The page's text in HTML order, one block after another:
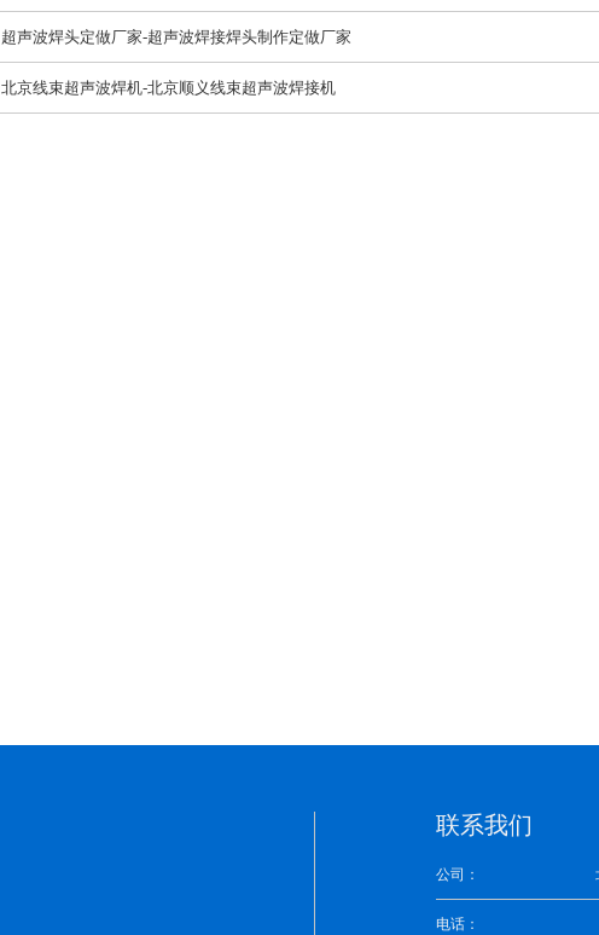
超声波焊头定做厂家-超声波焊接焊头制作定做厂家
北京线束超声波焊机-北京顺义线束超声波焊接机
联系我们
公司：
电话：